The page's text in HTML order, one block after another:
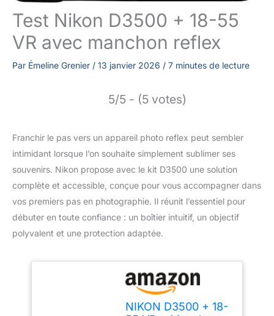
Test Nikon D3500 + 18-55
VR avec manchon reflex
Par Émeline Grenier / 13 janvier 2026 / 7 minutes de lecture
5/5 - (5 votes)
Franchir le pas vers un appareil photo reflex peut sembler
intimidant lorsque l’on souhaite simplement sublimer ses
souvenirs. Nikon propose avec le kit D3500 une solution
complète et accessible, conçue pour vous accompagner dans
vos premiers pas en photographie. Il réunit l’essentiel pour
débuter en toute confiance : un boîtier intuitif, un objectif
polyvalent et une protection adaptée.
NIKON D3500 + 18-